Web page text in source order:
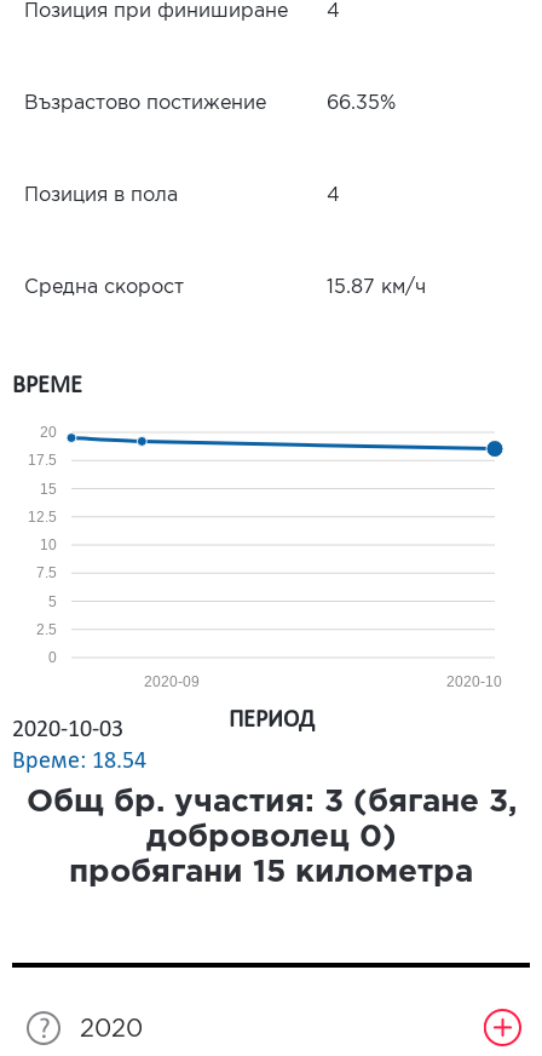
Позиция при финиширане 4
Възрастово постижение 66.35%
Позиция в пола 4
Средна скорост 15.87 км/ч
ВРЕМЕ
0
2.5
5
7.5
10
12.5
15
17.5
20
2020-10
2020-09
2020-10-03
Време: 18.54
ПЕРИОД
Общ бр. участия: 3 (бягане 3,
доброволец 0)
пробягани 15 километра
2020